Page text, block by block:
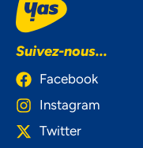
Suivez-nous...
Facebook
Instagram
Twitter